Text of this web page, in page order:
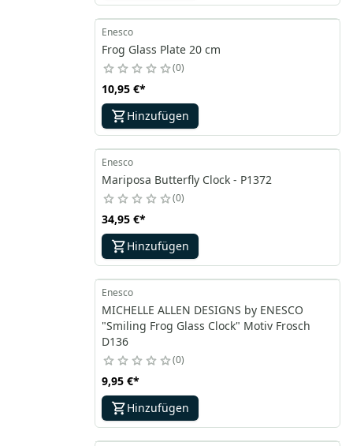
Enesco
Frog Glass Plate 20 cm
0
10,95 €*
Hinzufügen
Enesco
Mariposa Butterfly Clock - P1372
0
34,95 €*
Hinzufügen
Enesco
MICHELLE ALLEN DESIGNS by ENESCO
"Smiling Frog Glass Clock" Motiv Frosch
D136
0
9,95 €*
Hinzufügen